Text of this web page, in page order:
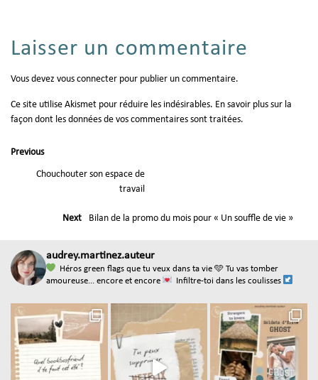
Laisser un commentaire
Vous devez vous connecter pour publier un commentaire.
Ce site utilise Akismet pour réduire les indésirables. En savoir plus sur la
façon dont les données de vos commentaires sont traitées.
Previous
Chouchouter son espace de
travail
Next Bilan de la promo du mois pour « Un souffle de vie »
audrey.martinez.auteur
Héros green flags que tu veux dans ta vie 🩵 Tu vas tomber
amoureuse... encore et encore
Infiltre-toi dans les coulisses